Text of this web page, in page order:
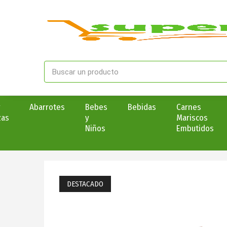
Abarrotes
Bebes
y
Niños
Bebidas
Carnes
Mariscos
Embutidos
DESTACADO